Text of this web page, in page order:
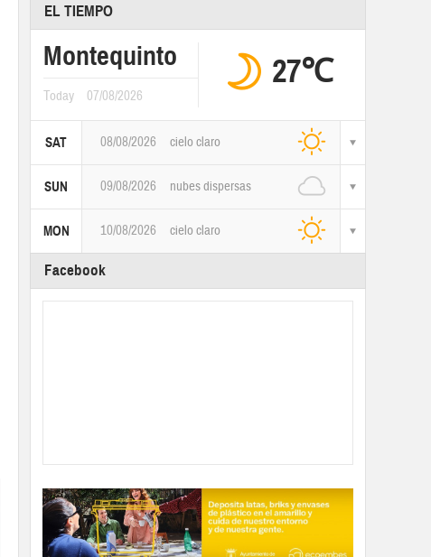
EL TIEMPO
Montequinto
Today 07/08/2026
27℃
SAT 08/08/2026 cielo claro
SUN 09/08/2026 nubes dispersas
MON 10/08/2026 cielo claro
Facebook